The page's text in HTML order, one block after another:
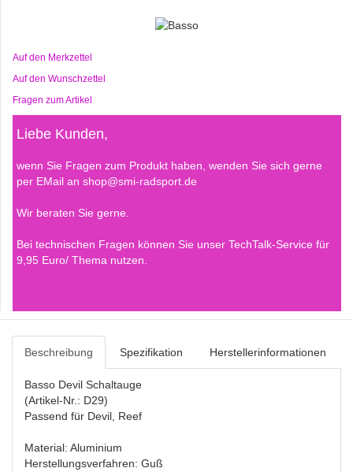
Auf den Merkzettel
Auf den Wunschzettel
Fragen zum Artikel
Liebe Kunden,
wenn Sie Fragen zum Produkt haben, wenden Sie sich gerne
per EMail an shop@smi-radsport.de
Wir beraten Sie gerne.
Bei technischen Fragen können Sie unser TechTalk-Service für
9,95 Euro/ Thema nutzen.
Beschreibung Spezifikation Herstellerinformationen
Basso Devil Schaltauge
(Artikel-Nr.: D29)
Passend für Devil, Reef
Material: Aluminium
Herstellungsverfahren: Guß